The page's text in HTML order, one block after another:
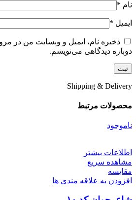
نام *
ایمیل *
ذخیره نام، ایمیل و وبسایت من در
دوباره دیدگاهی می‌نویسم.
Shipping & Delivery
محصولات مرتبط
ناموجود
اطلاعات بیشتر
مشاهده سریع
مقایسه
افزودن به علاقه مندی ها